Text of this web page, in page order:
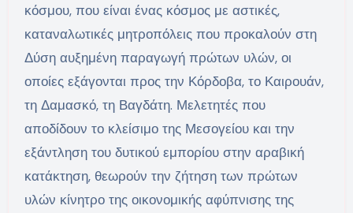
κόσμου, που είναι ένας κόσμος με αστικές,
καταναλωτικές μητροπόλεις που προκαλούν στη
Δύση αυξημένη παραγωγή πρώτων υλών, οι
οποίες εξάγονται προς την Κόρδοβα, το Καιρουάν,
τη Δαμασκό, τη Βαγδάτη. Μελετητές που
αποδίδουν το κλείσιμο της Μεσογείου και την
εξάντληση του δυτικού εμπορίου στην αραβική
κατάκτηση, θεωρούν την ζήτηση των πρώτων
υλών κίνητρο της οικονομικής αφύπνισης της